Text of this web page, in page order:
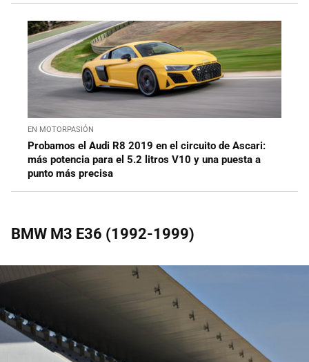
EN MOTORPASIÓN
Probamos el Audi R8 2019 en el circuito de Ascari:
más potencia para el 5.2 litros V10 y una puesta a
punto más precisa
BMW M3 E36 (1992-1999)